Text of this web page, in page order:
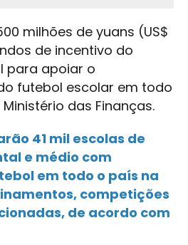
milhões de yuans (US$
de incentivo do
para apoiar o
futebol escolar em todo
das Finanças.
41 mil escolas de
e médio com
em todo o país na
competições
de acordo com